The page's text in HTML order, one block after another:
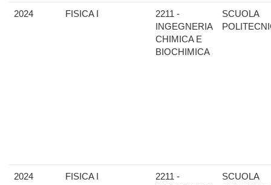
2024 FISICA I
2211 -
INGEGNERIA
CHIMICA E
BIOCHIMICA
SCUOLA
2024 FISICA I
2211 -
SCUOLA